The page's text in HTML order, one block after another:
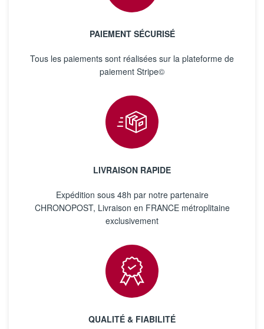
PAIEMENT SÉCURISÉ
Tous les paiements sont réalisées sur la plateforme de
paiement Stripe©
LIVRAISON RAPIDE
Expédition sous 48h par notre partenaire
CHRONOPOST, Livraison en FRANCE métroplitaine
exclusivement
QUALITÉ & FIABILITÉ